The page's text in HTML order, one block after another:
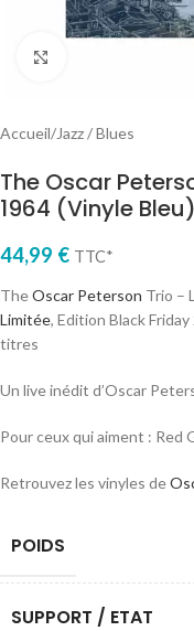
Accueil/Jazz / Blues
The Oscar
1964 (Vinyle Bleu)
44,99 € TTC*
TheOscar Peterson Trio –
Limitée, Edition Black
titres
Un live inédit d’Oscar
Pour ceux qui aiment : Red
Retrouvez les vinyles de
POIDS
SUPPORT / ETAT